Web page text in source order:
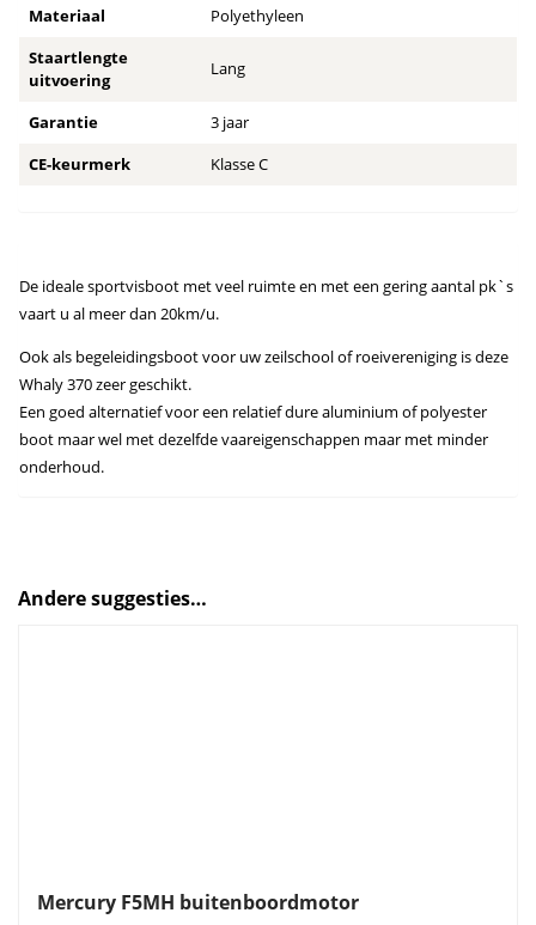
Materiaal
Polyethyleen
Staartlengte
uitvoering
Lang
Garantie
3 jaar
CE-keurmerk
Klasse C
De ideale sportvisboot met veel ruimte en met een gering aantal pk`s
vaart u al meer dan 20km/u.
Ook als begeleidingsboot voor uw zeilschool of roeivereniging is deze
Whaly 370 zeer geschikt.
Een goed alternatief voor een relatief dure aluminium of polyester
boot maar wel met dezelfde vaareigenschappen maar met minder
onderhoud.
Andere suggesties…
Mercury F5MH buitenboordmotor